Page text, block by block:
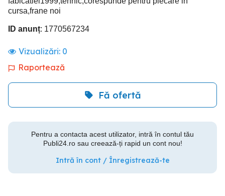
cursa,frane noi
ID anunț: 1770567234
Vizualizări: 0
Raportează
Fă ofertă
Pentru a contacta acest utilizator, intră în contul tău
Publi24.ro sau creează-ți rapid un cont nou!
Intră în cont / Înregistrează-te